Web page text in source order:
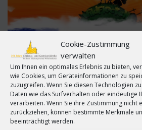
Cookie-Zustimmung
verwalten
Um Ihnen ein optimales Erlebnis zu bieten,
wie Cookies, um Geräteinformationen zu
zuzugreifen. Wenn Sie diesen Technologien
Daten wie das Surfverhalten oder eindeutige
verarbeiten. Wenn Sie ihre Zustimmung nicht
zurückziehen, können bestimmte Merkmale
beeinträchtigt werden.
byChristusnews inWildflecken